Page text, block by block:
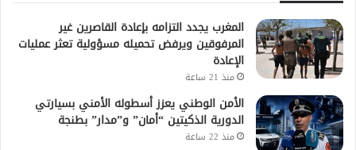
المغرب يجدد التزامه بإعادة القاصرين غير
المرفوقين ويرفض تحميله مسؤولية تعثر عمليات
الإعادة
منذ 21 ساعة
الأمن الوطني يعزز أسطوله الأمني بسيارتي
الدورية الذكيتين “أمان” و”مدار” بطنجة
منذ 22 ساعة